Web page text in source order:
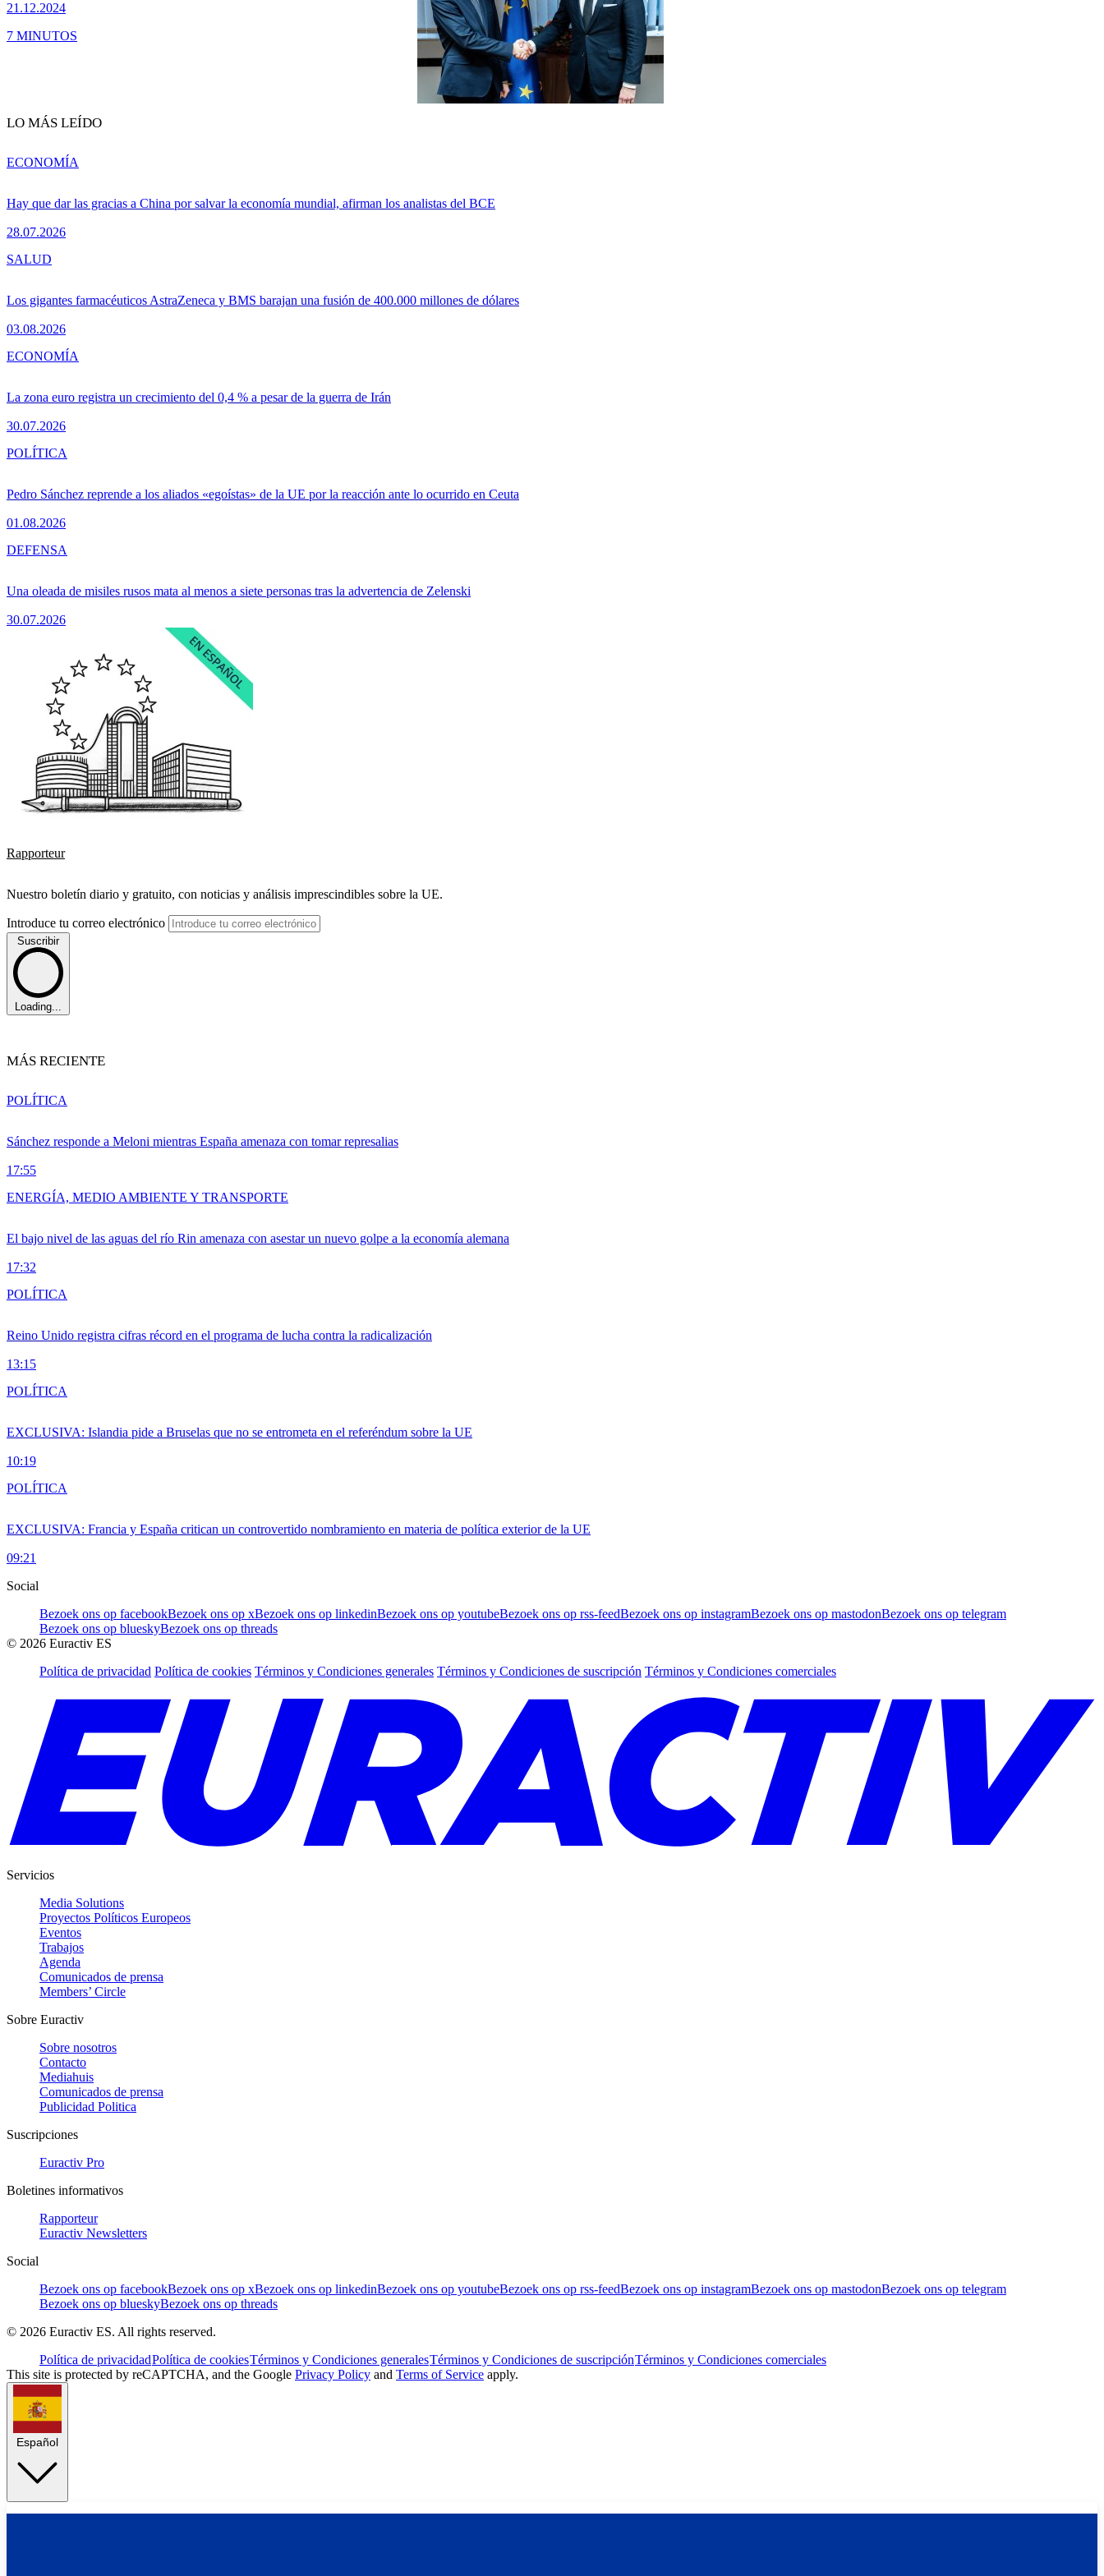
21.12.2024
7 MINUTOS
LO MÁS LEÍDO
Hay que dar las gracias a China por salvar la economía mundial, afirman los analistas del BCE
28.07.2026
ECONOMÍA
Los gigantes farmacéuticos AstraZeneca y BMS barajan una fusión de 400.000 millones de dólares
03.08.2026
SALUD
La zona euro registra un crecimiento del 0,4 % a pesar de la guerra de Irán
30.07.2026
ECONOMÍA
Pedro Sánchez reprende a los aliados «egoístas» de la UE por la reacción ante lo ocurrido en Ceuta
01.08.2026
POLÍTICA
Una oleada de misiles rusos mata al menos a siete personas tras la advertencia de Zelenski
30.07.2026
DEFENSA
Rapporteur
Nuestro boletín diario y gratuito, con noticias y análisis imprescindibles sobre la UE.
Introduce tu correo electrónico
Suscribir
Loading...
MÁS RECIENTE
Sánchez responde a Meloni mientras España amenaza con tomar represalias
17:55
POLÍTICA
El bajo nivel de las aguas del río Rin amenaza con asestar un nuevo golpe a la economía alemana
17:32
ENERGÍA, MEDIO AMBIENTE Y TRANSPORTE
Reino Unido registra cifras récord en el programa de lucha contra la radicalización
13:15
POLÍTICA
EXCLUSIVA: Islandia pide a Bruselas que no se entrometa en el referéndum sobre la UE
10:19
POLÍTICA
EXCLUSIVA: Francia y España critican un controvertido nombramiento en materia de política exterior de la UE
09:21
POLÍTICA
Social
Bezoek ons op facebookBezoek ons op xBezoek ons op linkedinBezoek ons op youtubeBezoek ons op rss-feedBezoek ons op instagramBezoek ons op mastodonBezoek ons op telegram
Bezoek ons op blueskyBezoek ons op threads
© 2026 Euractiv ES
Política de privacidad Política de cookies Términos y Condiciones generales Términos y Condiciones de suscripción Términos y Condiciones comerciales
Servicios
Media Solutions
Proyectos Políticos Europeos
Eventos
Trabajos
Agenda
Comunicados de prensa
Members’ Circle
Sobre Euractiv
Sobre nosotros
Contacto
Mediahuis
Comunicados de prensa
Publicidad Politica
Suscripciones
Euractiv Pro
Boletines informativos
Rapporteur
Euractiv Newsletters
Social
Bezoek ons op facebookBezoek ons op xBezoek ons op linkedinBezoek ons op youtubeBezoek ons op rss-feedBezoek ons op instagramBezoek ons op mastodonBezoek ons op telegram
Bezoek ons op blueskyBezoek ons op threads
© 2026 Euractiv ES. All rights reserved.
Política de privacidadPolítica de cookiesTérminos y Condiciones generalesTérminos y Condiciones de suscripciónTérminos y Condiciones comerciales
This site is protected by reCAPTCHA, and the Google Privacy Policy and Terms of Service apply.
Español